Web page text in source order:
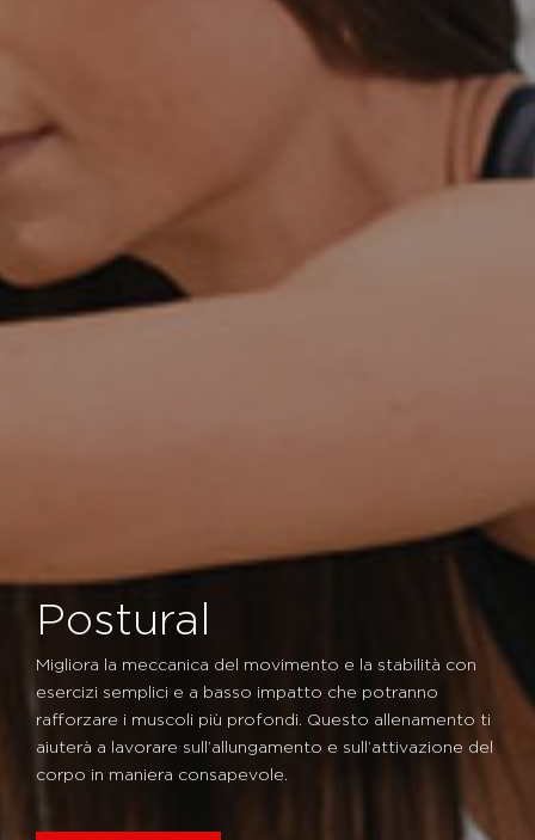
Postural
Migliora la meccanica del movimento e la stabilità con
esercizi semplici e a basso impatto che potranno
rafforzare i muscoli più profondi. Questo allenamento ti
aiuterà a lavorare sull’allungamento e sull’attivazione del
corpo in maniera consapevole.